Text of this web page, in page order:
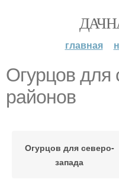
главная
Огурцов для
районов
Огурцов для северо-
запада